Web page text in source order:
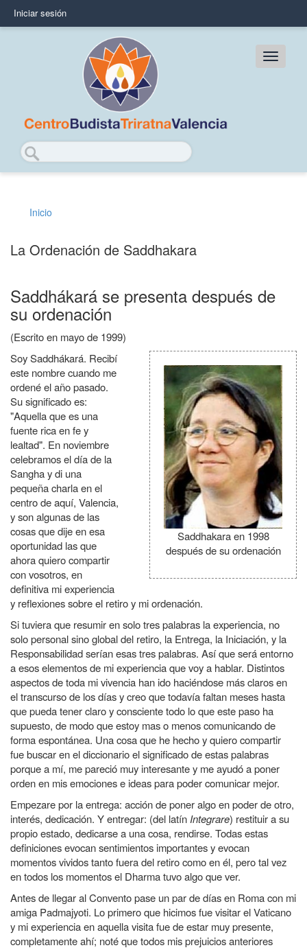
principal
User
Iniciar sesión
Main
Buscar
enlaces
ayuda
a
la
navegación
Inicio
La Ordenación de Saddhakara
Saddhákará se presenta después de
su ordenación
(Escrito en mayo de 1999)
Saddhakara en 1998
después de su ordenación
Soy Saddhákará. Recibí
este nombre cuando me
ordené el año pasado.
Su significado es:
"Aquella que es una
fuente rica en fe y
lealtad". En noviembre
celebramos el día de la
Sangha y di una
pequeña charla en el
centro de aquí, Valencia,
y son algunas de las
cosas que dije en esa
oportunidad las que
ahora quiero compartir
con vosotros, en
definitiva mi experiencia
y reflexiones sobre el retiro y mi ordenación.
Si tuviera que resumir en solo tres palabras la experiencia, no
solo personal sino global del retiro, la Entrega, la Iniciación, y la
Responsabilidad serían esas tres palabras. Así que será entorno
a esos elementos de mi experiencia que voy a hablar. Distintos
aspectos de toda mi vivencia han ido haciéndose más claros en
el transcurso de los días y creo que todavía faltan meses hasta
que pueda tener claro y consciente todo lo que este paso ha
supuesto, de modo que estoy mas o menos comunicando de
forma espontánea. Una cosa que he hecho y quiero compartir
fue buscar en el diccionario el significado de estas palabras
porque a mí, me pareció muy interesante y me ayudó a poner
orden en mis emociones e ideas para poder comunicar mejor.
Empezare por la entrega: acción de poner algo en poder de otro,
interés, dedicación. Y entregar: (del latínIntegrare) restituir a su
propio estado, dedicarse a una cosa, rendirse. Todas estas
definiciones evocan sentimientos importantes y evocan
momentos vividos tanto fuera del retiro como en él, pero tal vez
en todos los momentos el Dharma tuvo algo que ver.
Antes de llegar al Convento pase un par de días en Roma con mi
amiga Padmajyoti. Lo primero que hicimos fue visitar el Vaticano
y mi experiencia en aquella visita fue de estar muy presente,
completamente ahí; noté que todos mis prejuicios anteriores